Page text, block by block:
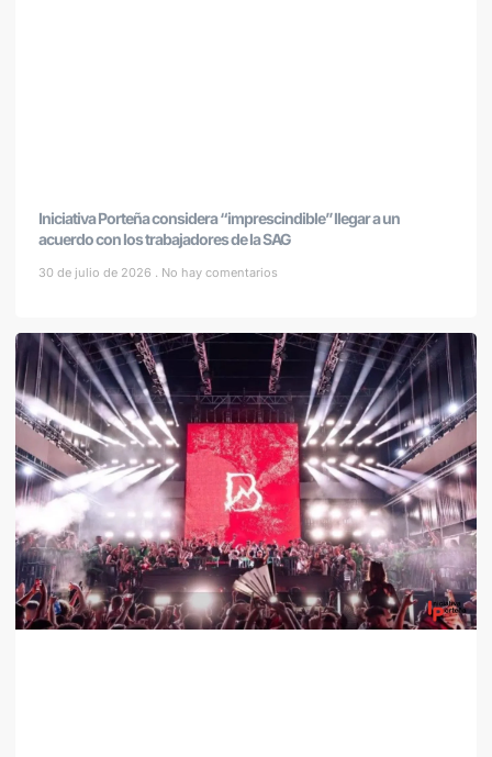
Iniciativa Porteña considera “imprescindible” llegar a un
acuerdo con los trabajadores de la SAG
30 de julio de 2026 No hay comentarios